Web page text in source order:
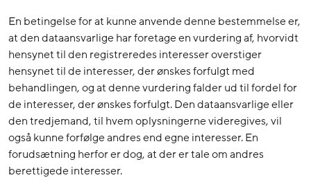
En betingelse for at kunne anvende denne bestemmelse er,
at den dataansvarlige har foretage en vurdering af, hvorvidt
hensynet til den registreredes interesser overstiger
hensynet til de interesser, der ønskes forfulgt med
behandlingen, og at denne vurdering falder ud til fordel for
de interesser, der ønskes forfulgt. Den dataansvarlige eller
den tredjemand, til hvem oplysningerne videregives, vil
også kunne forfølge andres end egne interesser. En
forudsætning herfor er dog, at der er tale om andres
berettigede interesser.